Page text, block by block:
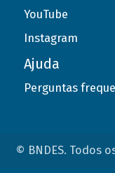
YouTube
Instagram
Ajuda
Perguntas
© BNDES. Todos